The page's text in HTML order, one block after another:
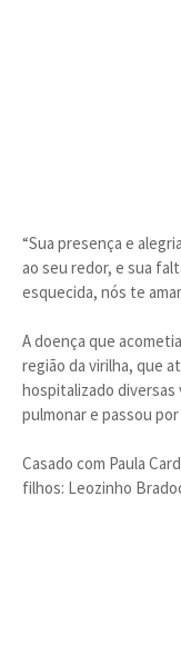
“Sua presença e
ao seu redor, e sua
esquecida, nós te
A doença que
região da virilha, que
hospitalizado
pulmonar e passou
Casado com Paula
filhos: Leozinho